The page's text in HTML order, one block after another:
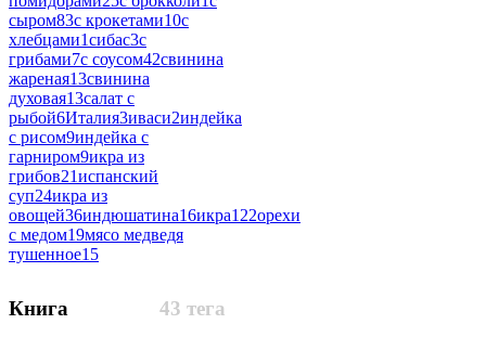
сыром83с крокетами10с
хлебцами1сибас3с
грибами7с соусом42свинина
жареная13свинина
духовая13салат с
рыбой6Италия3иваси2индейка
с рисом9индейка с
гарниром9икра из
грибов21испанский
суп24икра из
овощей36индюшатина16икра122орехи
с медом19мясо медведя
тушенное15
43 тега
Книга